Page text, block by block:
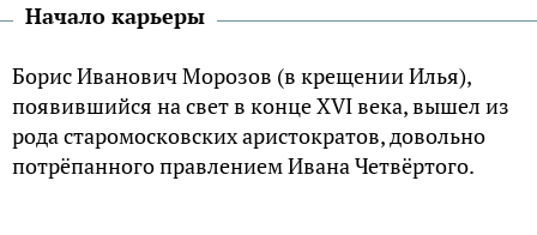
Начало карьеры
Борис Иванович Морозов (в крещении Илья),
появившийся на свет в конце XVI века, вышел из
рода старомосковских аристократов, довольно
потрёпанного правлением Ивана Четвёртого.